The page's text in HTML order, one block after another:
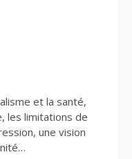
et la santé,
les limitations de
une vision